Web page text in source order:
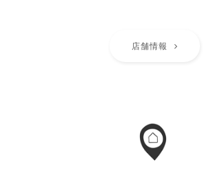
店舗情報